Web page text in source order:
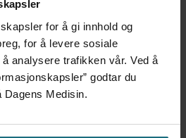
for å gi innhold og
for å levere sosiale
analysere trafikken vår. Ved å
godtar du
Dagens Medisin.